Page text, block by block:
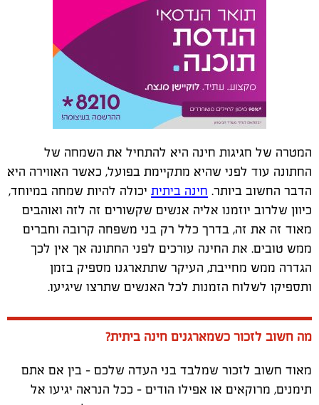
המטרה של חגיגות חינה היא להתחיל את השמחה של
החתונה עוד לפני שהיא מתקיימת בפועל, כאשר האווירה היא
הדבר החשוב ביותר. חינה ביתית יכולה להיות שמחה במיוחד,
כיוון שלרוב יוזמנו אליה אנשים שקשורים זה לזה ואוהבים
מאוד זה את זה, בדרך כלל רק בני משפחה קרובה וחברים
ממש טובים. את החינה עורכים לפני החתונה אך אין לכך
הגדרה ממש מחייבת, העיקר שתתארגנו מספיק בזמן
ותספיקו לשלוח הזמנות לכל האנשים שתרצו שיגיעו.
מה חשוב לזכור כשמארגנים חינה ביתית?
מאוד חשוב לזכור שמלבד בני העדה שלכם – בין אם אתם
תימנים, מרוקאים או אפילו הודים – ככל הנראה יגיעו אל